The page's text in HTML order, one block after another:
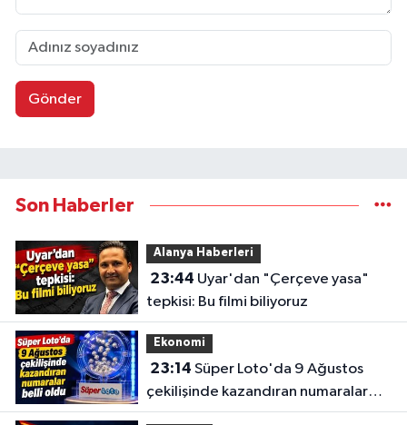
Gönder
Son Haberler
Alanya Haberleri
23:44
tepkisi: Bu filmi biliyoruz
Ekonomi
23:14
çekilişinde kazandıran numaralar
belli oldu